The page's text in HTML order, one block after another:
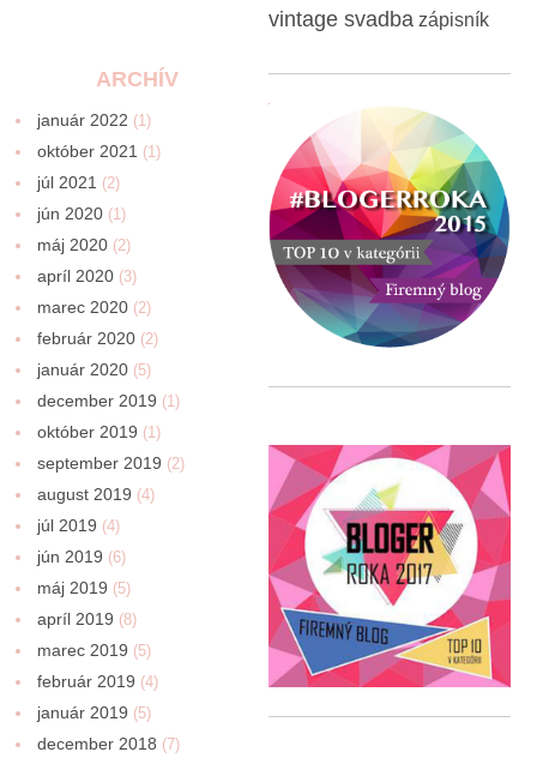
vintage svadba zápisník
ARCHÍV
január 2022 (1)
október 2021 (1)
júl 2021 (2)
jún 2020 (1)
máj 2020 (2)
apríl 2020 (3)
marec 2020 (2)
február 2020 (2)
január 2020 (5)
december 2019 (1)
október 2019 (1)
september 2019 (2)
august 2019 (4)
júl 2019 (4)
jún 2019 (6)
máj 2019 (5)
apríl 2019 (8)
marec 2019 (5)
február 2019 (4)
január 2019 (5)
december 2018 (7)